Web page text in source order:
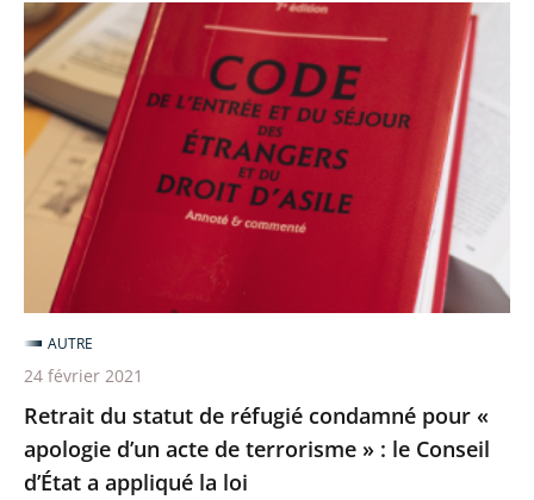
Retrait
du
statut
de
réfugié
condamné
pour
apologie
d’un
acte
de
terrorisme
»
:
Retrait du statut de réfugié condamné pour «
apologie d’un acte de terrorisme » : le Conseil
d’État a appliqué la loi
AUTRE
24 février 2021